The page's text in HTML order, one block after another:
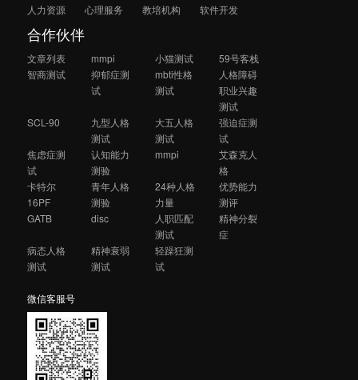
人力资源 心理服务 教培机构 软件开发
合作伙伴
文章列表 mmpi 小猫测试
59号客栈
智商测试
抑郁症测
试
mbti性格
测试
人格障碍
职业兴趣
测试
SCL-90
九型人格
测试
大五人格
测试
强迫症测
试
焦虑症测
试
认知能力
测验
mmpi
艾森克人
格
卡特尔
16PF
青年人格
测验
24种人格
力量
优势能力
测评
GATB
disc
人职匹配
测试
精神分裂
症
病态人格
测试
精神衰弱
测试
轻躁狂测
试
微信客服号